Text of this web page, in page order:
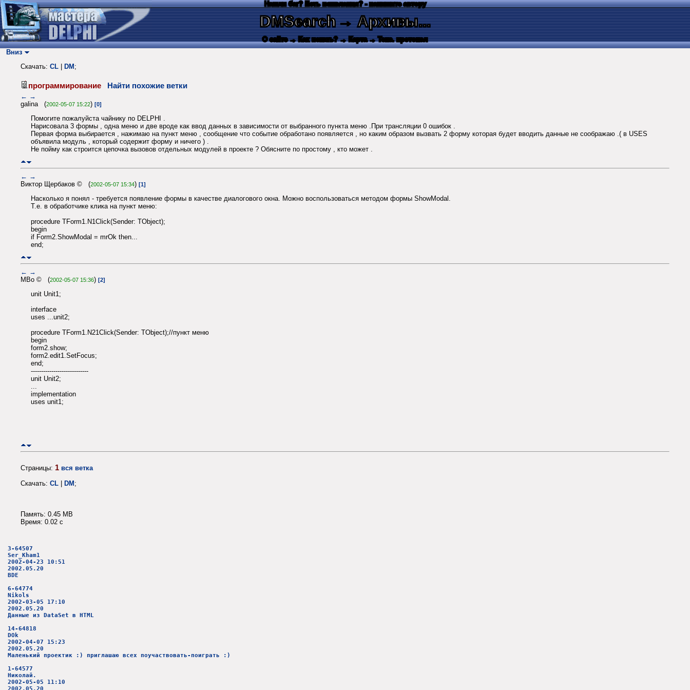
Нашли баг? Есть пожелания? - напишите автору
DMSearch→ Архивы...
О сайте → Как искать? → Карта → Текс. протокол
Вниз
Скачать: CL DM ;
программирование Найти похожие ветки
← →
galina (2002-05-07 15:22) [0]
Помогите пожалуйста чайнику по DELPHI .
Нарисовала 3 формы , одна меню и две вроде как ввод данных в зависимости от выбранного пункта меню .При трансляции 0 ошибок .
Первая форма выбирается , нажимаю на пункт меню , сообщение что событие обработано появляется , но каким образом вызвать 2 форму которая будет вводить данные не соображаю .( в USES
объявила модуль , который содержит форму и ничего ) .
Не пойму как строится цепочка вызовов отдельных модулей в проекте ? Обясните по простому , кто может .
← →
Виктор Щербаков © (2002-05-07 15:34) [1]
Насколько я понял - требуется появление формы в качестве диалогового окна. Можно воспользоваться методом формы ShowModal.
Т.е. в обработчике клика на пункт меню:
procedure TForm1.N1Click(Sender: TObject);
begin
if Form2.ShowModal = mrOk then...
end;
← →
MBo © (2002-05-07 15:36) [2]
unit Unit1;
interface
uses ...unit2;
procedure TForm1.N21Click(Sender: TObject);//пункт меню
begin
form2.show;
form2.edit1.SetFocus;
end;
----------------------------
unit Unit2;
...
implementation
uses unit1;
Страницы: 1 вся ветка
Скачать: CL | DM;
Память: 0.45 MB
Время: 0.02 c
3-64507
Ser_Kham1
2002-04-23 10:51
2002.05.20
BDE
6-64774
Nikols
2002-03-05 17:10
2002.05.20
Данные из DataSet в HTML
14-64818
DOk
2002-04-07 15:23
2002.05.20
Маленький проектик :) приглашаю всех поучаствовать-поиграть :)
1-64577
Николай.
2002-05-05 11:10